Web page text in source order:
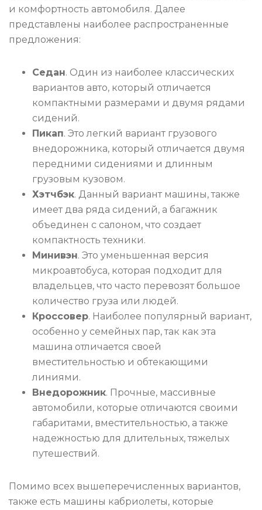
и комфортность автомобиля. Далее
представлены наиболее распространенные
предложения:
Седан. Один из наиболее классических
вариантов авто, который отличается
компактными размерами и двумя рядами
сидений.
Пикап. Это легкий вариант грузового
внедорожника, который отличается двумя
передними сидениями и длинным
грузовым кузовом.
Хэтчбэк. Данный вариант машины, также
имеет два ряда сидений, а багажник
объединен с салоном, что создает
компактность техники.
Минивэн. Это уменьшенная версия
микроавтобуса, которая подходит для
владельцев, что часто перевозят большое
количество груза или людей.
Кроссовер. Наиболее популярный вариант,
особенно у семейных пар, так как эта
машина отличается своей
вместительностью и обтекающими
линиями.
Внедорожник. Прочные, массивные
автомобили, которые отличаются своими
габаритами, вместительностью, а также
надежностью для длительных, тяжелых
путешествий.
Помимо всех вышеперечисленных вариантов,
также есть машины кабриолеты, которые